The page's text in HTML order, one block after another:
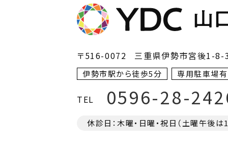
〒516-0072 三重県伊勢市宮後1-8-
伊勢市駅から徒歩5分 専用駐車場有
TEL 0596-28-
休診日：木曜・日曜・祝日（土曜午後は